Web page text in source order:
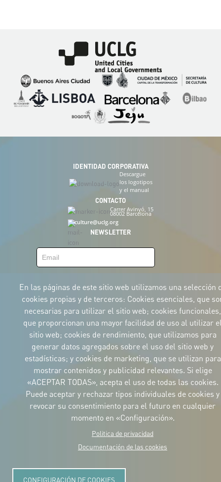
Imagen
Imagen
Imagen
ImagenImagen Imagen
Imagen
ImagenImagenImagen
IDENTIDAD CORPORATIVA
Descargue
los logotipos
y el manual
NEWSLETTER
CONTACTO
Carrer Avinyó, 15
08002 Barcelona
culture@uclg.org
© Copyright 2025. Todos los derechos reservados.
En las páginas de este sitio web utilizamos una selección
cookies propias y de terceros: Cookies esenciales, que
necesarias para utilizar el sitio web; cookies funcionales,
que proporcionan una mayor facilidad de uso al utilizar
sitio web; cookies de rendimiento, que utilizamos para
generar datos agregados sobre el uso del sitio web y
estadísticas; y cookies de marketing, que se utilizan para
mostrar contenidos y publicidad relevantes. Si elige
«ACEPTAR TODAS», acepta el uso de todas las cookies.
Puede aceptar y rechazar tipos individuales de cookies y
revocar su consentimiento para el futuro en cualquier
momento en «Configuración».
Politica de privacidad
Documentación de las cookies
CONFIGURACIÓN DE COOKIES
LegalAccesibilidad Aviso legal Cookies Privacidad